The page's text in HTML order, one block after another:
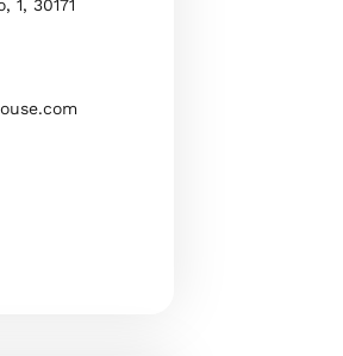
1, 30171